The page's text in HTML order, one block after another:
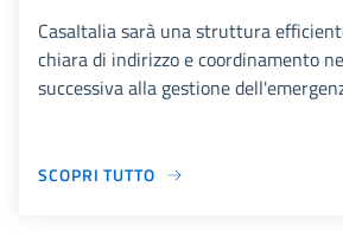
CasaItalia sarà una struttura
chiara di indirizzo e coordinamento
successiva alla gestione
SCOPRI TUTTO